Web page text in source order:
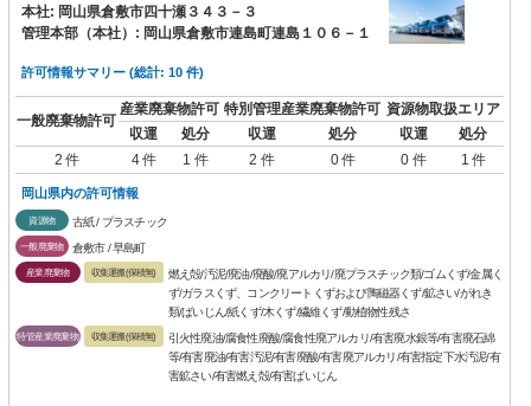
本社: 岡山県倉敷市四十瀬３４３－３
管理本部（本社）: 岡山県倉敷市連島町連島１０６－１
許可情報サマリー (総計: 10 件)
一般廃棄物許可
産業廃棄物許可 特別管理産業廃棄物許可 資源物取扱エリア
収運
処分 収運 処分 収運
処分
2 件
4 件 1 件 2 件 0 件 0 件 1 件
岡山県内の許可情報
資源物 古紙 / プラスチック
一般廃棄物 倉敷市 / 早島町
産業廃棄物 収集運搬(保積無)
燃え殻/汚泥/廃油/廃酸/廃アルカリ/廃プラスチック類/ゴムくず/金属く
ず/ガラスくず、コンクリートくずおよび陶磁器くず/鉱さい/がれき
類/ばいじん/紙くず/木くず/繊維くず/動植物性残さ
特管産業廃棄物 収集運搬(保積無)
引火性廃油/腐食性廃酸/腐食性廃アルカリ/有害廃水銀等/有害廃石綿
等/有害廃油/有害汚泥/有害廃酸/有害廃アルカリ/有害指定下水汚泥/有
害鉱さい/有害燃え殻/有害ばいじん